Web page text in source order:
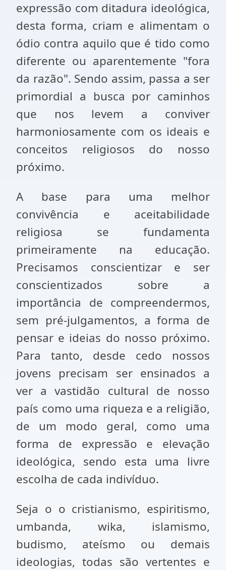
expressão com ditadura ideológica,
desta forma, criam e alimentam o
ódio contra aquilo que é tido como
diferente ou aparentemente "fora
da razão". Sendo assim, passa a ser
primordial a busca por caminhos
que nos levem a conviver
harmoniosamente com os ideais e
conceitos religiosos do nosso
próximo.
A base para uma melhor
convivência e aceitabilidade
religiosa se fundamenta
primeiramente na educação.
Precisamos conscientizar e ser
conscientizados sobre a
importância de compreendermos,
sem pré-julgamentos, a forma de
pensar e ideias do nosso próximo.
Para tanto, desde cedo nossos
jovens precisam ser ensinados a
ver a vastidão cultural de nosso
país como uma riqueza e a religião,
de um modo geral, como uma
forma de expressão e elevação
ideológica, sendo esta uma livre
escolha de cada indivíduo.
Seja o o cristianismo, espiritismo,
umbanda, wika, islamismo,
budismo, ateísmo ou demais
ideologias, todas são vertentes e